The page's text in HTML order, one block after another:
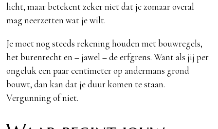
licht, maar betekent zeker niet dat je zomaar overal
mag neerzetten wat je wilt.
Je moet nog steeds rekening houden met bouwregels,
het burenrecht en – jawel – de erfgrens. Want als jij per
ongeluk een paar centimeter op andermans grond
bouwt, dan kan dat je duur komen te staan.
Vergunning of niet.